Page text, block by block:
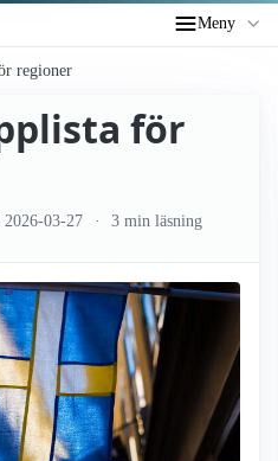
Meny
regioner
för
2026-03-27 3 min läsning